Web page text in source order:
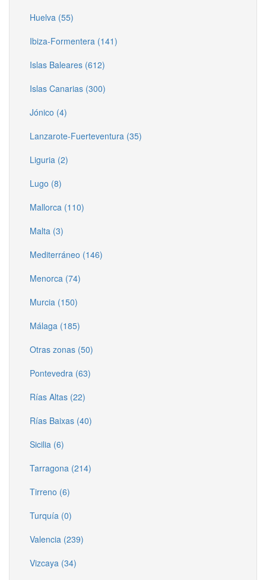
Huelva (55)
Ibiza-Formentera (141)
Islas Baleares (612)
Islas Canarias (300)
Jónico (4)
Lanzarote-Fuerteventura (35)
Liguria (2)
Lugo (8)
Mallorca (110)
Malta (3)
Mediterráneo (146)
Menorca (74)
Murcia (150)
Málaga (185)
Otras zonas (50)
Pontevedra (63)
Rías Altas (22)
Rías Baixas (40)
Sicilia (6)
Tarragona (214)
Tirreno (6)
Turquía (0)
Valencia (239)
Vizcaya (34)